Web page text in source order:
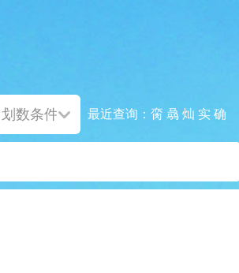
最近查询： 脔 骉 灿 实 确